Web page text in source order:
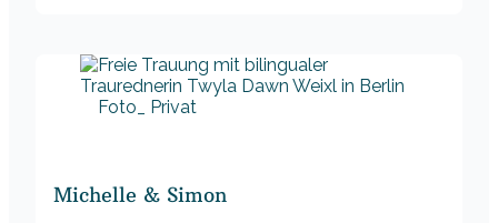
Foto_ Privat
Michelle & Simon